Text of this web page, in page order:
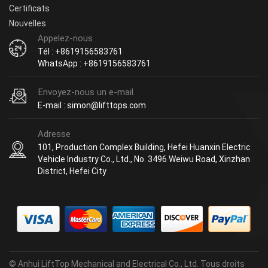
MITSUBISHI chariot élévateur.
Certificats
Nouvelles
Appelez-nous
Tél : +8619156583761
WhatsApp : +8619156583761
Envoyez-nous un e-mail
E-mail : simon@lifttops.com
Adresse
101, Production Complex Building, Hefei Huanxin Electric
Vehicle Industry Co., Ltd., No. 3496 Weiwu Road, Xinzhan
District, Hefei City
© Anhui LiftTop Mechanical and Electrical Co., Ltd. Tous droits